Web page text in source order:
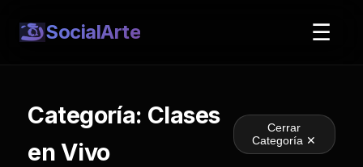
SocialArte ☰
Categoría: Clases
en Vivo
Cerrar
Categoría ✕